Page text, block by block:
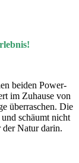
beiden Power-
im Zuhause von
überraschen. Die
schäumt nicht
der Natur darin.